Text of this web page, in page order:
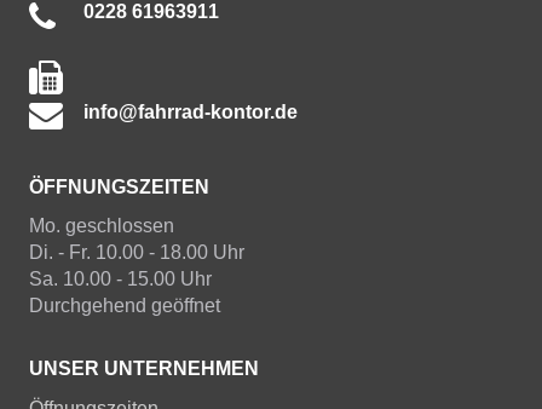
0228 61963911
info@fahrrad-kontor.de
ÖFFNUNGSZEITEN
Mo. geschlossen
Di. - Fr. 10.00 - 18.00 Uhr
Sa. 10.00 - 15.00 Uhr
Durchgehend geöffnet
UNSER UNTERNEHMEN